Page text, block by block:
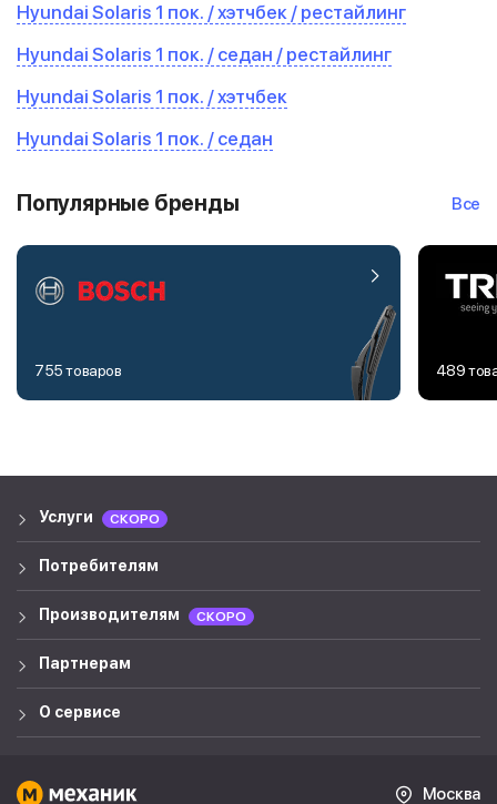
Hyundai Solaris 1 пок. / хэтчбек / рестайлинг
Hyundai Solaris 1 пок. / седан / рестайлинг
Hyundai Solaris 1 пок. / хэтчбек
Hyundai Solaris 1 пок. / седан
Популярные бренды Все
755 товаров 489
Услуги СКОРО
Потребителям
Производителям СКОРО
Партнерам
О сервисе
Москва